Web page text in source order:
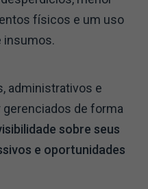
físicos e um uso
insumos.
administrativos e
de forma
sobre seus
e oportunidades